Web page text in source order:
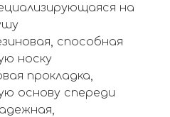
на
способная
носку
прокладка,
основу спереди